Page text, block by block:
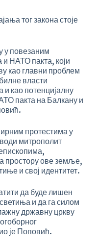
тог закона стоје
у повезаним
НАТО пакта, који
као главни проблем
власти
као потенцијалну
пакта на Балкану и
протестима у
митрополит
простору ове земље,
и свој идентитет.
да буде лишен
и да га силом
државну цркву
је Поповић.